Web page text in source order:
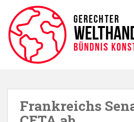
Frankreichs